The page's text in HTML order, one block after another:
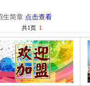
生简章 点击查看
共1页 1